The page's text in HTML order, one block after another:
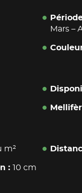
Mars–
m²
10 cm